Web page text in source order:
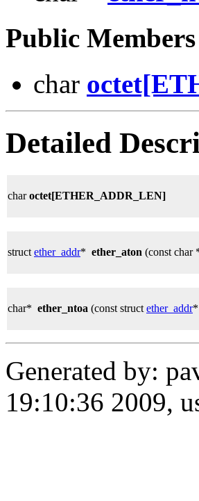
Public Members
char
Detailed
charoctet[ETHER_ADDR_LEN]
struct ether_addr* ether_aton (const char
char* ether_ntoa (const struct ether_addr*
Generated by:
19:10:36 2009,